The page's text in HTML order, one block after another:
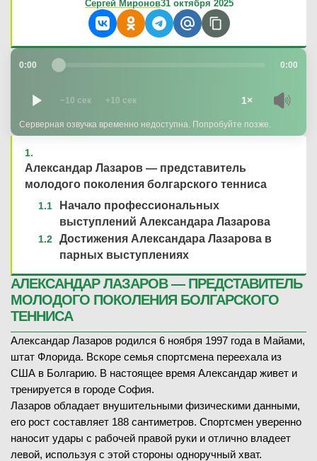
Сергей Миронов31 октября 2025
0:00 0:00
−10 сек +10 сек 1×
Серверная озвучка временно недоступна. Попробуйте позже.
Александар Лазаров — представитель
молодого поколения болгарского тенниса
Начало профессиональных
выступлений Александара Лазарова
Достижения Александара Лазарова в
парных выступлениях
АЛЕКСАНДАР ЛАЗАРОВ — ПРЕДСТАВИТЕЛЬ
МОЛОДОГО ПОКОЛЕНИЯ БОЛГАРСКОГО
ТЕННИСА
Александар Лазаров родился 6 ноября 1997 года в Майами,
штат Флорида. Вскоре семья спортсмена переехала из
США в Болгарию. В настоящее время Александар живет и
тренируется в городе София.
Лазаров обладает внушительными физическими данными,
его рост составляет 188 сантиметров. Спортсмен уверенно
наносит удары с рабочей правой руки и отлично владеет
левой, используя с этой стороны одноручный хват.